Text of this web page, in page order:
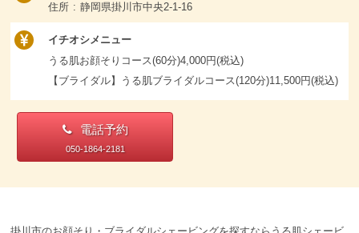
住所 : 静岡県掛川市中央2-1-16
イチオシメニュー
うる肌お顔そりコース(60分)4,000円(税込)
【ブライダル】うる肌ブライダルコース(120分)11,500円(税込)
電話予約
050-1864-2181